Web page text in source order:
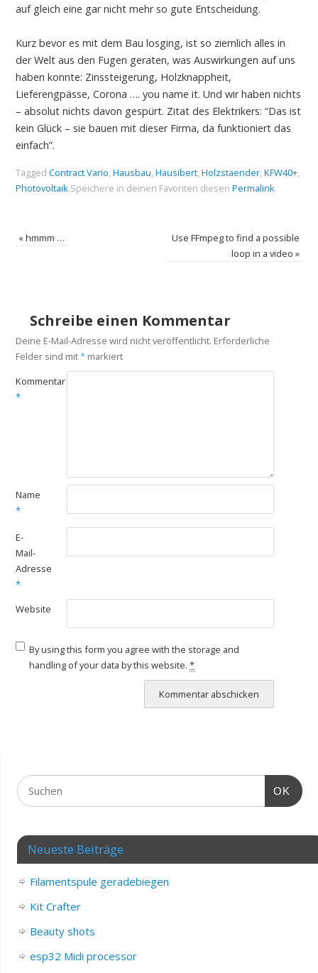
auf gleich eine gar nicht mehr so gute Entscheidung.
Kurz bevor es mit dem Bau losging, ist so ziemlich alles in
der Welt aus den Fugen geraten, was Auswirkungen auf uns
haben konnte: Zinssteigerung, Holzknappheit,
Lieferengpässe, Corona …. you name it. Und wir haben nichts
– absolut nichts davon gespürt. Zitat des Elektrikers: “Das ist
kein Glück – sie bauen mit dieser Firma, da funktioniert das
einfach”.
Tagged Contract Vario, Hausbau, Hausibert, Holzstaender, KFW40+,
Photovoltaik.Speichere in deinen Favoriten diesen Permalink.
«hmmm …
Use FFmpeg to find a possible
loop in a video»
Schreibe einen Kommentar
Deine E-Mail-Adresse wird nicht veröffentlicht. Erforderliche
Felder sind mit*markiert
Kommentar
*
Name
*
E-
Mail-
Adresse
*
Website
By using this form you agree with the storage and
handling of your data by this website.*
OK
Neueste Beiträge
Filamentspule geradebiegen
Kit Crafter
Beauty shots
esp32 Midi processor